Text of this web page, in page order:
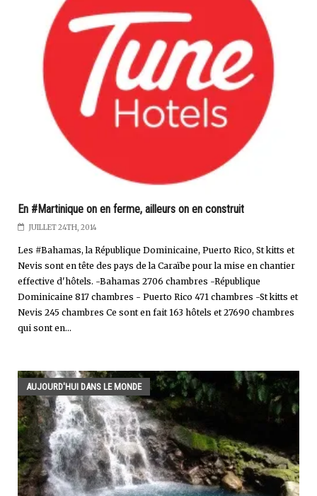
En #Martinique on en ferme, ailleurs on en construit
JUILLET 24TH, 2014
Les #Bahamas, la République Dominicaine, Puerto Rico, St kitts et
Nevis sont en tête des pays de la Caraïbe pour la mise en chantier
effective d'hôtels. -Bahamas 2706 chambres -République
Dominicaine 817 chambres - Puerto Rico 471 chambres -St kitts et
Nevis 245 chambres Ce sont en fait 163 hôtels et 27690 chambres
qui sont en...
AUJOURD'HUI DANS LE MONDE